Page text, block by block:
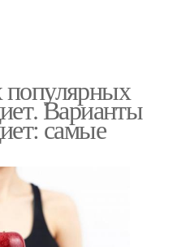
Варианты
самые